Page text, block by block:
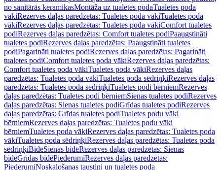
no sanitārās keramikasMontāža uz tualetes podaTualetes poda
vākiRezerves daļas paredzētas: Tualetes poda vākiTualetes poda
vākiRezerves daļas paredzētas: Tualetes poda vākiComfort tualetes
podiRezerves daļas paredzētas: Comfort tualetes podiPaaugstināti
tualetes podiRezerves daļas paredzētas: Paaugstināti tualetes
podiPagarināti tualetes podiRezerves daļas paredzētas: Pagarināti
tualetes podiComfort tualetes poda vākiRezerves daļas paredzētas:
Comfort tualetes poda vākiTualetes poda vākiRezerves daļas
paredzētas: Tualetes poda vākiTualetes poda sēdriņķiRezerves daļas
paredzētas: Tualetes poda sēdriņķiTualetes podi bērniemRezerves
daļas paredzētas: Tualetes podi bērniemSienas tualetes podiRezerves
daļas paredzētas: Sienas tualetes podiGrīdas tualetes podiRezerves
daļas paredzētas: Grīdas tualetes podiTualetes podu vāki
bērniemRezerves daļas paredzētas: Tualetes podu vāki
bērniemTualetes poda vākiRezerves daļas paredzētas: Tualetes poda
vākiTualetes poda sēdriņķiRezerves daļas paredzētas: Tualetes poda
sēdriņķiBidēSienas bidēRezerves daļas paredzētas: Sienas
bidēGrīdas bidēPiederumiRezerves daļas paredzētas:
PiederumiNoskalošanas taustiņi un tualetes poda